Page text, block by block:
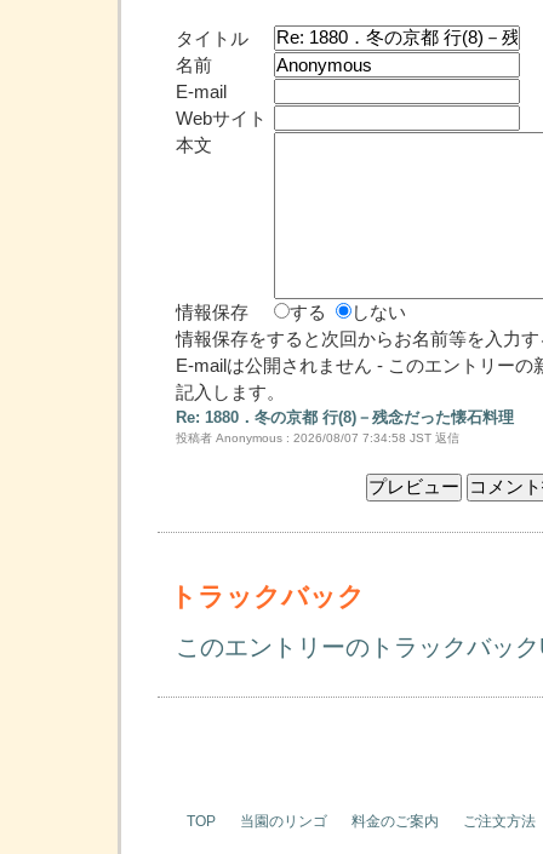
タイトル
名前
E-mail
Webサイト
本文
情報保存 する
しない
情報保存をすると次回からお名前等を入力
E-mailは公開されません - このエントリーの
記入します。
Re: 1880．冬の京都 行(8)－残念だった懐石料理
投稿者 Anonymous : 2026/08/07 7:34:58 JST 返信
トラックバック
このエントリーのトラックバッ
TOP 当園のリンゴ 料金のご案内 ご注文方法